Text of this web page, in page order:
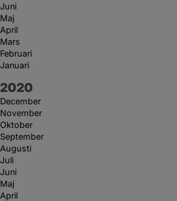
Juni
Maj
April
Mars
Februari
Januari
År:
2020
December
November
Oktober
September
Augusti
Juli
Juni
Maj
April